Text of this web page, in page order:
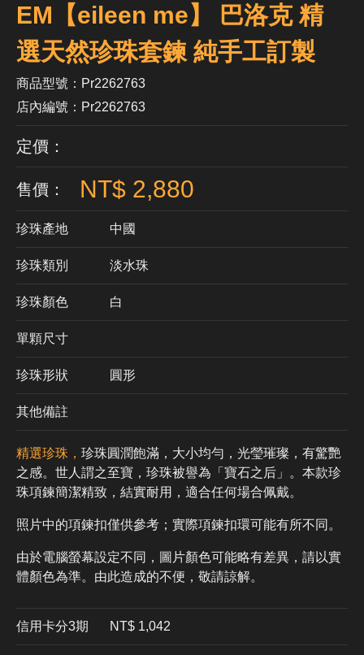
EM【eileen me】 巴洛克 精
選天然珍珠套鍊 純手工訂製
商品型號：Pr2262763
店內編號：Pr2262763
定價：
售價： NT$ 2,880
珍珠產地 中國
珍珠類別 淡水珠
珍珠顏色 ​白
單顆尺寸
珍珠形狀 圓形
其他備註
精選珍珠， 珍珠圓潤飽滿，大小均勻，光瑩璀璨，有驚艷
之感。世人謂之至寶，珍珠被譽為「寶石之后」。本款珍
珠項鍊簡潔精致，結實耐用，適合任何場合佩戴。
照片中的項鍊扣僅供參考；實際項鍊扣環可能有所不同。
由於電腦螢幕設定不同，圖片顏色可能略有差異，請以實
體顏色為準。由此造成的不便，敬請諒解。
信用卡分3期 ​NT$ 1,042